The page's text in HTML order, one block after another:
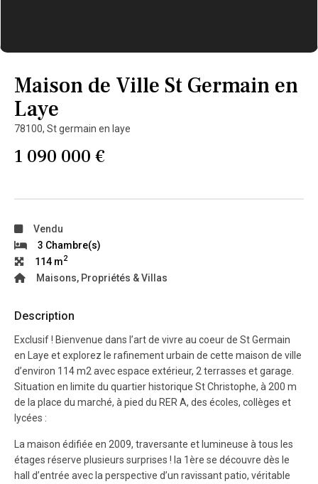
Maison de Ville St Germain en
Laye
78100,St germain en laye
1 090 000 €
Vendu
3 Chambre(s)
114 m2
Maisons, Propriétés & Villas
Description
Exclusif ! Bienvenue dans l’art de vivre au coeur de St Germain
en Laye et explorez le rafinement urbain de cette maison de ville
d’environ 114 m2 avec espace extérieur, 2 terrasses et garage.
Situation en limite du quartier historique St Christophe, à 200 m
de la place du marché, à pied du RER A, des écoles, collèges et
lycées :
La maison édifiée en 2009, traversante et lumineuse à tous les
étages réserve plusieurs surprises ! la 1ère se découvre dès le
hall d’entrée avec la perspective d’un ravissant patio, véritable